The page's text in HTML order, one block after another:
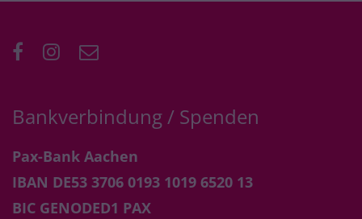
Bankverbindung / Spenden
Pax-Bank Aachen
IBAN DE53 3706 0193 1019 6520 13
BIC GENODED1 PAX